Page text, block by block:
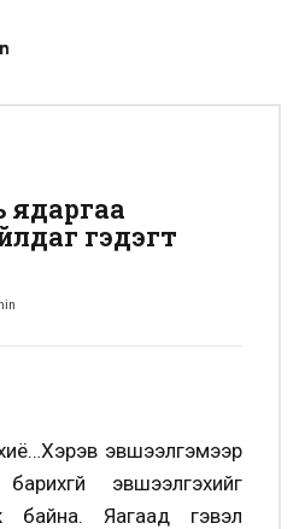
ядаргаа
гэдэгт
эвшээлгэмээр
эвшээлгэхийг
байна. Яагаад гэвэл